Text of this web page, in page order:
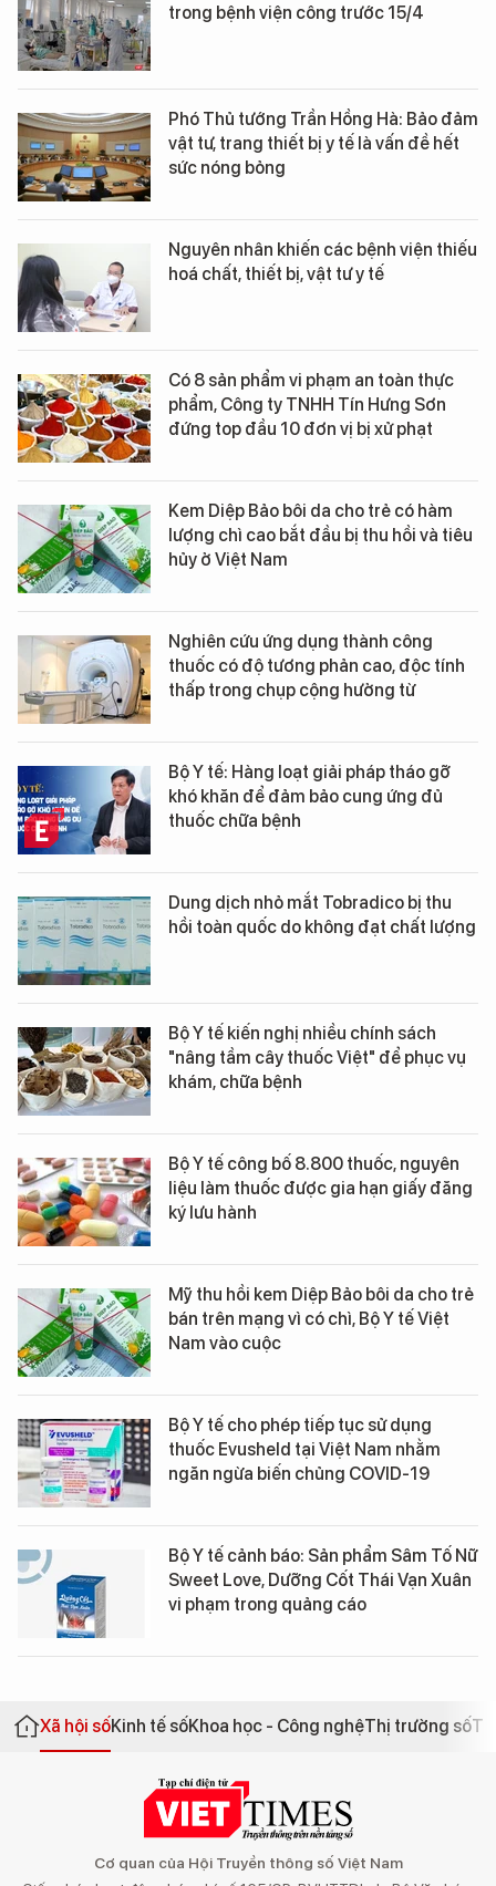
trong bệnh viện công trước 15/4
Phó Thủ tướng Trần Hồng Hà: Bảo đảm
vật tư, trang thiết bị y tế là vấn đề hết
sức nóng bỏng
Nguyên nhân khiến các bệnh viện thiếu
hoá chất, thiết bị, vật tư y tế
Có 8 sản phẩm vi phạm an toàn thực
phẩm, Công ty TNHH Tín Hưng Sơn
đứng top đầu 10 đơn vị bị xử phạt
Kem Diệp Bảo bôi da cho trẻ có hàm
lượng chì cao bắt đầu bị thu hồi và tiêu
hủy ở Việt Nam
Nghiên cứu ứng dụng thành công
thuốc có độ tương phản cao, độc tính
thấp trong chụp cộng hưởng từ
Bộ Y tế: Hàng loạt giải pháp tháo gỡ
khó khăn để đảm bảo cung ứng đủ
thuốc chữa bệnh
Dung dịch nhỏ mắt Tobradico bị thu
hồi toàn quốc do không đạt chất lượng
Bộ Y tế kiến nghị nhiều chính sách
"nâng tầm cây thuốc Việt" để phục vụ
khám, chữa bệnh
Bộ Y tế công bố 8.800 thuốc, nguyên
liệu làm thuốc được gia hạn giấy đăng
ký lưu hành
Mỹ thu hồi kem Diệp Bảo bôi da cho trẻ
bán trên mạng vì có chì, Bộ Y tế Việt
Nam vào cuộc
Bộ Y tế cho phép tiếp tục sử dụng
thuốc Evusheld tại Việt Nam nhằm
ngăn ngừa biến chủng COVID-19
Bộ Y tế cảnh báo: Sản phẩm Sâm Tố Nữ
Sweet Love, Dưỡng Cốt Thái Vạn Xuân
vi phạm trong quảng cáo
Xã hội sốKinh tế sốKhoa học - Công nghệThị trường số
Cơ quan của Hội Truyền thông số Việt Nam